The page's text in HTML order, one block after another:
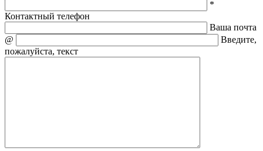
*
Контактный телефон
Ваша почта
@
Введите,
пожалуйста, текст